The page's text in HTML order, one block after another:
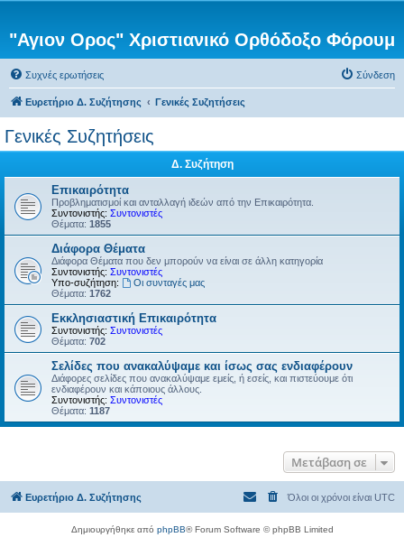
"Αγιον Ορος" Χριστιανικό Ορθόδοξο Φόρουμ
Συχνές ερωτήσεις Σύνδεση
Ευρετήριο Δ. Συζήτησης Γενικές Συζητήσεις
Γενικές Συζητήσεις
Δ. Συζήτηση
Επικαιρότητα
Προβληματισμοί και ανταλλαγή ιδεών από την Επικαιρότητα.
Συντονιστής: Συντονιστές
Θέματα: 1855
Διάφορα Θέματα
Διάφορα Θέματα που δεν μπορούν να είναι σε άλλη κατηγορία
Συντονιστής: Συντονιστές
Υπο-συζήτηση:
Οι συνταγές μας
Θέματα: 1762
Εκκλησιαστική Επικαιρότητα
Συντονιστής: Συντονιστές
Θέματα: 702
Σελίδες που ανακαλύψαμε και ίσως σας ενδιαφέρουν
Διάφορες σελίδες που ανακαλύψαμε εμείς, ή εσείς, και πιστεύουμε ότι
ενδιαφέρουν και κάποιους άλλους.
Συντονιστής: Συντονιστές
Θέματα: 1187
Μετάβαση σε
Ευρετήριο Δ. Συζήτησης Όλοι οι χρόνοι είναι UTC
Δημιουργήθηκε από phpBB® Forum Software © phpBB Limited